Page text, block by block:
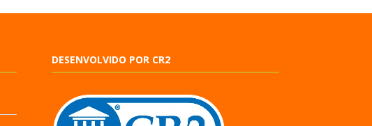
DESENVOLVIDO POR CR2